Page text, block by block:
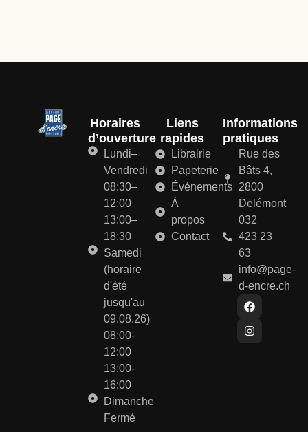
Horaires
d’ouverture
Lundi–
Vendredi
08:30–
12:00
13:00–
18:30
Samedi
(horaire
d'été
jusqu'au
09.08.26)
08:00-
12:00
13:00-
16:00
Dimanche
Fermé
Liens
rapides
Librairie
Papeterie
Événements
À
propos
Contact
Informations
pratiques
Rue des
Bâts 4,
2800
Delémont
032
423 23
63
info@page-
d-encre.ch